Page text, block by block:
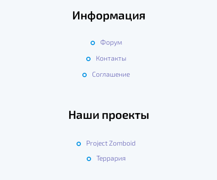
Информация
Форум
Контакты
Соглашение
Наши проекты
Project Zomboid
Террария